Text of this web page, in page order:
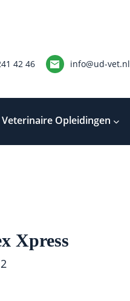
42 46 info@ud-vet.nl
Veterinaire Opleidingen
Xpress